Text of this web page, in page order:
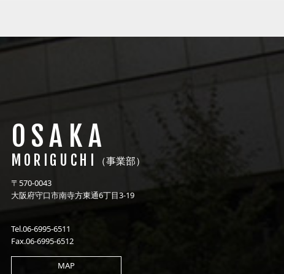
OSAKA
MORIGUCHI （事業部）
〒570-0043
大阪府守口市南寺方東通6丁目3-19
Tel.06-6995-6511
Fax.06-6995-6512
MAP